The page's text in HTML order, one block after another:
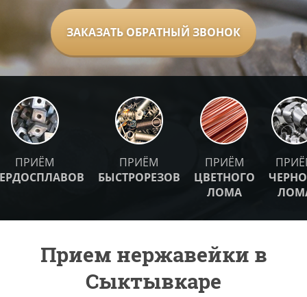
ЗАКАЗАТЬ ОБРАТНЫЙ ЗВОНОК
ПРИЁМ
ПРИЁМ
БЫСТРОРЕЗОВ
ПРИЁМ
ЦВЕТНОГО
ЛОМА
Прием нержавейки в
Сыктывкаре